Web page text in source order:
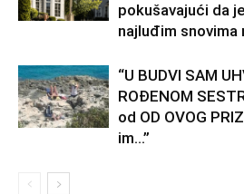
pokušavajući da
najluđim snovima
“U BUDVI SAM
ROĐENOM
od OD OVOG
im…”